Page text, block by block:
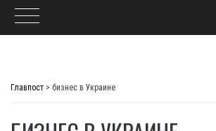
Главпост > бизнес в Украине